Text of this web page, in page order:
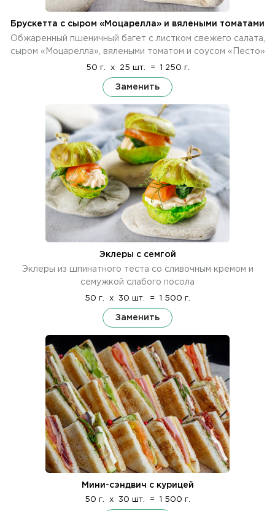
Брускетта с сыром «Моцарелла» и вялеными томатами
Обжаренный пшеничный багет с листком свежего салата,
сыром «Моцарелла», вялеными томатом и соусом «Песто»
50 г. x 25 шт. = 1 250 г.
Заменить
Эклеры с семгой
Эклеры из шпинатного теста со сливочным кремом и
семужкой слабого посола
50 г. x 30 шт. = 1 500 г.
Заменить
Мини-сэндвич с курицей
50 г. x 30 шт. = 1 500 г.